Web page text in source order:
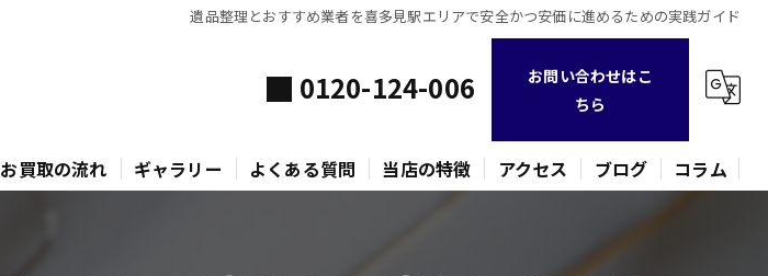
遺品整理とおすすめ業者を喜多見駅エリアで安全かつ安価に進めるための実践ガイド
0120-124-006
お問い合わせはこ
ちら
お買取の流れ ギャラリー よくある質問 当店の特徴 アクセス ブログ コラム